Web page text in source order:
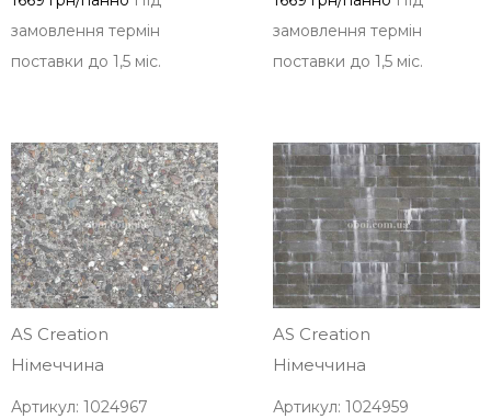
AS Creation
Артикул: 1024975
Купити
1669 грн/панно Під
замовлення термін
поставки до 1,5 міс.
AS Creation
Артикул: 1024983
Купити
1669 грн/панно Під
замовлення термін
поставки до 1,5 міс.